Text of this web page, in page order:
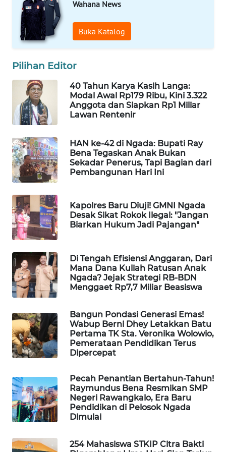
Wahana News
Buka Katalog
Pilihan Editor
40 Tahun Karya Kasih Langa:
Modal Awal Rp179 Ribu, Kini 3.322
Anggota dan Siapkan Rp1 Miliar
Lawan Rentenir
HAN ke-42 di Ngada: Bupati Ray
Bena Tegaskan Anak Bukan
Sekadar Penerus, Tapi Bagian dari
Pembangunan Hari Ini
Kapolres Baru Diuji! GMNI Ngada
Desak Sikat Rokok Ilegal: "Jangan
Biarkan Hukum Jadi Pajangan"
Di Tengah Efisiensi Anggaran, Dari
Mana Dana Kuliah Ratusan Anak
Ngada? Jejak Strategi RB-BDN
Menggaet Rp7,7 Miliar Beasiswa
Bangun Pondasi Generasi Emas!
Wabup Berni Dhey Letakkan Batu
Pertama TK Sta. Veronika Wolowio,
Pemerataan Pendidikan Terus
Dipercepat
Pecah Penantian Bertahun-Tahun!
Raymundus Bena Resmikan SMP
Negeri Rawangkalo, Era Baru
Pendidikan di Pelosok Ngada
Dimulai
254 Mahasiswa STKIP Citra Bakti
WAHANA
HEALTH
WAHANA
WISATA
LAPAK
WAHANA
Wahana
Network
KONSUMEN
LISTRIK
MASYARAKAT
KELISTRIKAN
WALINKI
ID
MAWAKA
MARTABAT
NET
WATCH
MKLI